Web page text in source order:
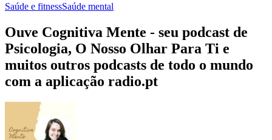
Saúde e fitnessSaúde mental
Ouve Cognitiva Mente - seu podcast de
Psicologia, O Nosso Olhar Para Ti e
muitos outros podcasts de todo o mundo
com a aplicação radio.pt